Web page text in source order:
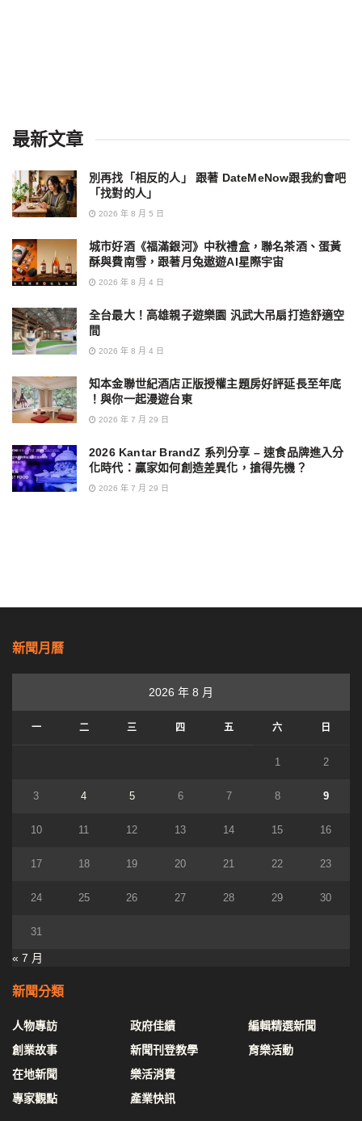
最新文章
別再找「相反的人」 跟著 DateMeNow跟我約會吧
「找對的人」
2026 年 8 月 5 日
城市好酒《福滿銀河》中秋禮盒，聯名茶酒、蛋黃
酥與費南雪，跟著月兔遨遊AI星際宇宙
2026 年 8 月 4 日
全台最大！高雄親子遊樂園 汎武大吊扇打造舒適空
間
2026 年 8 月 4 日
知本金聯世紀酒店正版授權主題房好評延長至年底
！與你一起漫遊台東
2026 年 7 月 29 日
2026 Kantar BrandZ 系列分享 – 速食品牌進入分
化時代：贏家如何創造差異化，搶得先機？
2026 年 7 月 29 日
新聞月曆
2026 年 8 月
一 二 三 四 五 六 日
1 2
3 4 5 6 7 8 9
10 11 12 13 14 15 16
17 18 19 20 21 22 23
24 25 26 27 28 29 30
31
« 7 月
新聞分類
人物專訪
創業故事
在地新聞
專家觀點
政府佳績
新聞刊登教學
樂活消費
產業快訊
編輯精選新聞
育樂活動